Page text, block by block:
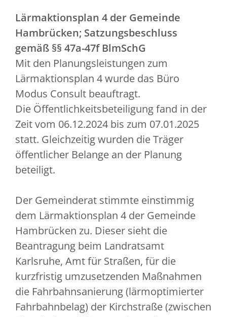
Lärmaktionsplan 4 der Gemeinde
Hambrücken; Satzungsbeschluss
gemäß §§ 47a-47f BlmSchG
Mit den Planungsleistungen zum
Lärmaktionsplan 4 wurde das Büro
Modus Consult beauftragt.
Die Öffentlichkeitsbeteiligung fand in der
Zeit vom 06.12.2024 bis zum 07.01.2025
statt. Gleichzeitig wurden die Träger
öffentlicher Belange an der Planung
beteiligt.
Der Gemeinderat stimmte einstimmig
dem Lärmaktionsplan 4 der Gemeinde
Hambrücken zu. Dieser sieht die
Beantragung beim Landratsamt
Karlsruhe, Amt für Straßen, für die
kurzfristig umzusetzenden Maßnahmen
die Fahrbahnsanierung (lärmoptimierter
Fahrbahnbelag) der Kirchstraße (zwischen